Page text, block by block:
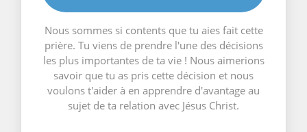
Nous sommes si contents que tu aies fait cette
prière. Tu viens de prendre l'une des décisions
les plus importantes de ta vie ! Nous aimerions
savoir que tu as pris cette décision et nous
voulons t'aider à en apprendre d'avantage au
sujet de ta relation avec Jésus Christ.